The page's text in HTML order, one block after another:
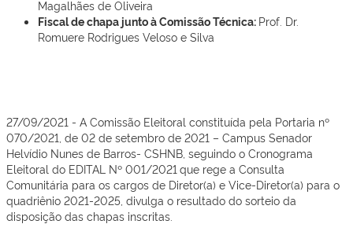
Magalhães de Oliveira
Fiscal de chapa junto à Comissão Técnica: Prof. Dr.
Romuere Rodrigues Veloso e Silva
27/09/2021 - A Comissão Eleitoral constituída pela Portaria nº
070/2021, de 02 de setembro de 2021 – Campus Senador
Helvídio Nunes de Barros- CSHNB, seguindo o Cronograma
Eleitoral do EDITAL Nº 001/2021 que rege a Consulta
Comunitária para os cargos de Diretor(a) e Vice-Diretor(a) para o
quadriênio 2021-2025, divulga o resultado do sorteio da
disposição das chapas inscritas.